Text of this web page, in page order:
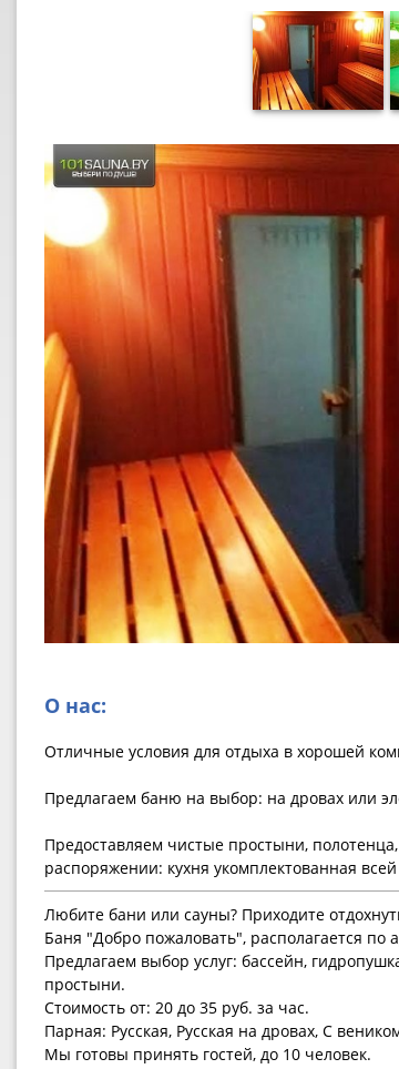
О нас:
Отличные условия для отдыха в хорошей
Предлагаем баню на выбор: на дровах или
Предоставляем чистые простыни,
распоряжении: кухня укомплектованная
Любите бани или сауны? Приходите
Баня "Добро пожаловать", располагается по
Предлагаем выбор услуг: бассейн,
простыни.
Стоимость от: 20 до 35 руб. за час.
Парная: Русская, Русская на дровах, С
Мы готовы принять гостей, до 10 человек.